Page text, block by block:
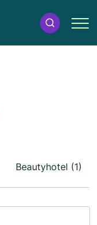
Beautyhotel (1)